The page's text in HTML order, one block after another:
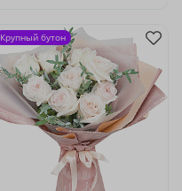
Крупный бутон